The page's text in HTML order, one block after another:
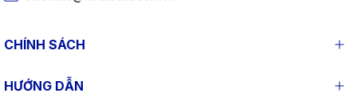
CHÍNH SÁCH
HƯỚNG DẪN